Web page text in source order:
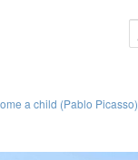
a child (Pablo Picasso)